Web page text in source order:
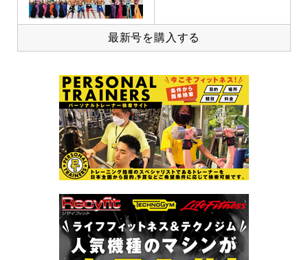
最新号を購入する